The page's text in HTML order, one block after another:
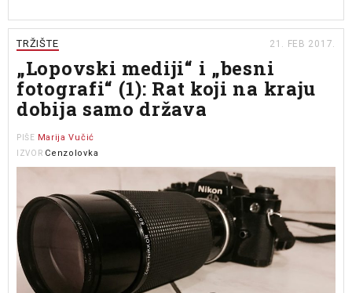
TRŽIŠTE 21. FEB 2017.
„Lopovski mediji“ i „besni
fotografi“ (1): Rat koji na kraju
dobija samo država
PIŠE Marija Vučić
IZVOR Cenzolovka